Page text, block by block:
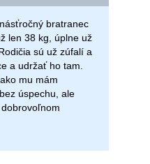
bratranec
len 38 kg, úplne už
sú už zúfalí a
a udržať ho tam.
mu mám
úspechu, ale